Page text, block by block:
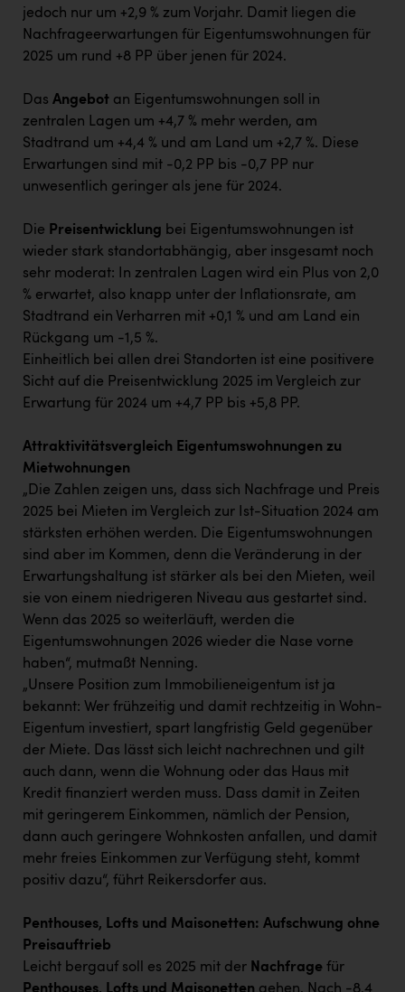
jedoch nur um +2,9 % zum Vorjahr. Damit liegen die
Nachfrageerwartungen für Eigentumswohnungen für
2025 um rund +8 PP über jenen für 2024.
Das Angebot an Eigentumswohnungen soll in
zentralen Lagen um +4,7 % mehr werden, am
Stadtrand um +4,4 % und am Land um +2,7 %. Diese
Erwartungen sind mit -0,2 PP bis -0,7 PP nur
unwesentlich geringer als jene für 2024.
Die Preisentwicklung bei Eigentumswohnungen ist
wieder stark standortabhängig, aber insgesamt noch
sehr moderat: In zentralen Lagen wird ein Plus von 2,0
% erwartet, also knapp unter der Inflationsrate, am
Stadtrand ein Verharren mit +0,1 % und am Land ein
Rückgang um -1,5 %.
Einheitlich bei allen drei Standorten ist eine positivere
Sicht auf die Preisentwicklung 2025 im Vergleich zur
Erwartung für 2024 um +4,7 PP bis +5,8 PP.
Attraktivitätsvergleich Eigentumswohnungen zu
Mietwohnungen
„Die Zahlen zeigen uns, dass sich Nachfrage und Preis
2025 bei Mieten im Vergleich zur Ist-Situation 2024 am
stärksten erhöhen werden. Die Eigentumswohnungen
sind aber im Kommen, denn die Veränderung in der
Erwartungshaltung ist stärker als bei den Mieten, weil
sie von einem niedrigeren Niveau aus gestartet sind.
Wenn das 2025 so weiterläuft, werden die
Eigentumswohnungen 2026 wieder die Nase vorne
haben“, mutmaßt Nenning.
„Unsere Position zum Immobilieneigentum ist ja
bekannt: Wer frühzeitig und damit rechtzeitig in Wohn-
Eigentum investiert, spart langfristig Geld gegenüber
der Miete. Das lässt sich leicht nachrechnen und gilt
auch dann, wenn die Wohnung oder das Haus mit
Kredit finanziert werden muss. Dass damit in Zeiten
mit geringerem Einkommen, nämlich der Pension,
dann auch geringere Wohnkosten anfallen, und damit
mehr freies Einkommen zur Verfügung steht, kommt
positiv dazu“, führt Reikersdorfer aus.
Penthouses, Lofts und Maisonetten: Aufschwung ohne
Preisauftrieb
Leicht bergauf soll es 2025 mit der Nachfrage für